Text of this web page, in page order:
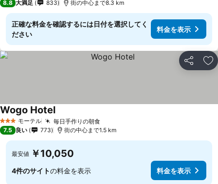
8.8 大満足 833 街の中心まで8.3 km
正確な料金を確認するには日付を選択してく
ださい
料金を表示
シェア お
3 ホテルのランク
モーテル 毎日手作りの朝食料金を表示
Wogo Hotel料金を表示
7.5 良い 773 街の中心まで1.5 km
最安値 ￥10,050
4件のサイトの料金を表示 料金を表示